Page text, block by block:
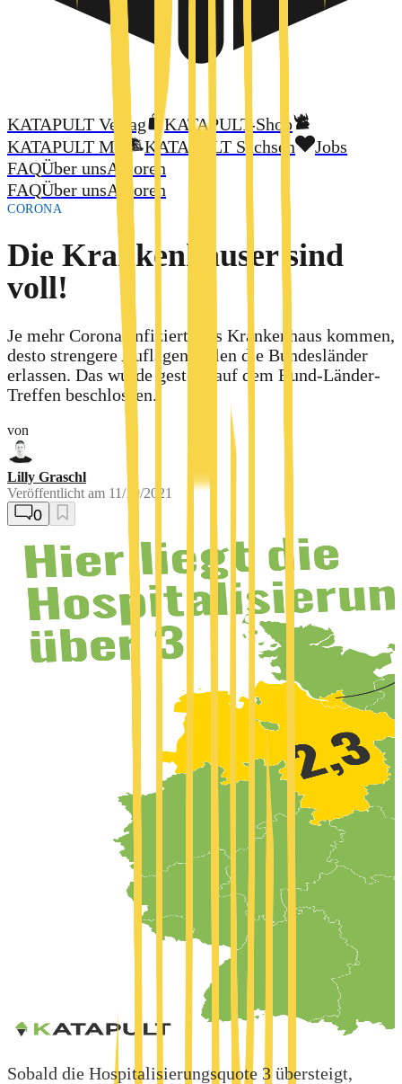
KATAPULT Verlag
KATAPULT-Shop
KATAPULT MV
KATAPULT Sachsen
Jobs
FAQÜber unsAutoren
FAQÜber unsAutoren
CORONA
Die Krankenhäuser sind
voll!
Je mehr Corona-Infizierte ins Krankenhaus kommen,
desto strengere Auflagen sollen die Bundesländer
erlassen. Das wurde gestern auf dem Bund-Länder-
Treffen beschlossen.
von
Lilly Graschl
Veröffentlicht am 11/19/2021
0
Sobald die Hospitalisierungsquote 3 übersteigt,